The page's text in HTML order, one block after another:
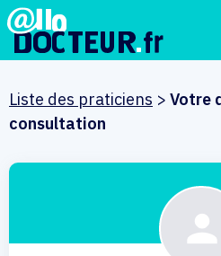
Liste des praticiens > Votre
consultation